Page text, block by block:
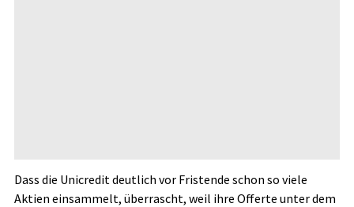
Dass die Unicredit deutlich vor Fristende schon so viele
Aktien einsammelt, überrascht, weil ihre Offerte unter dem